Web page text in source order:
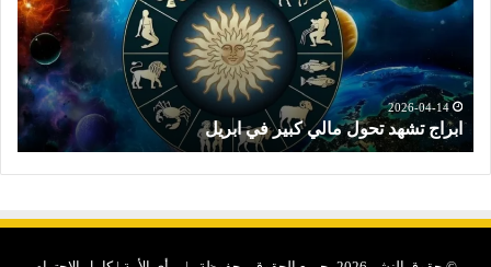
ا
ل
ا
ب
ر
ا
ا
2026-04-14
توقعات الابراج النصف الثاني من ابريل